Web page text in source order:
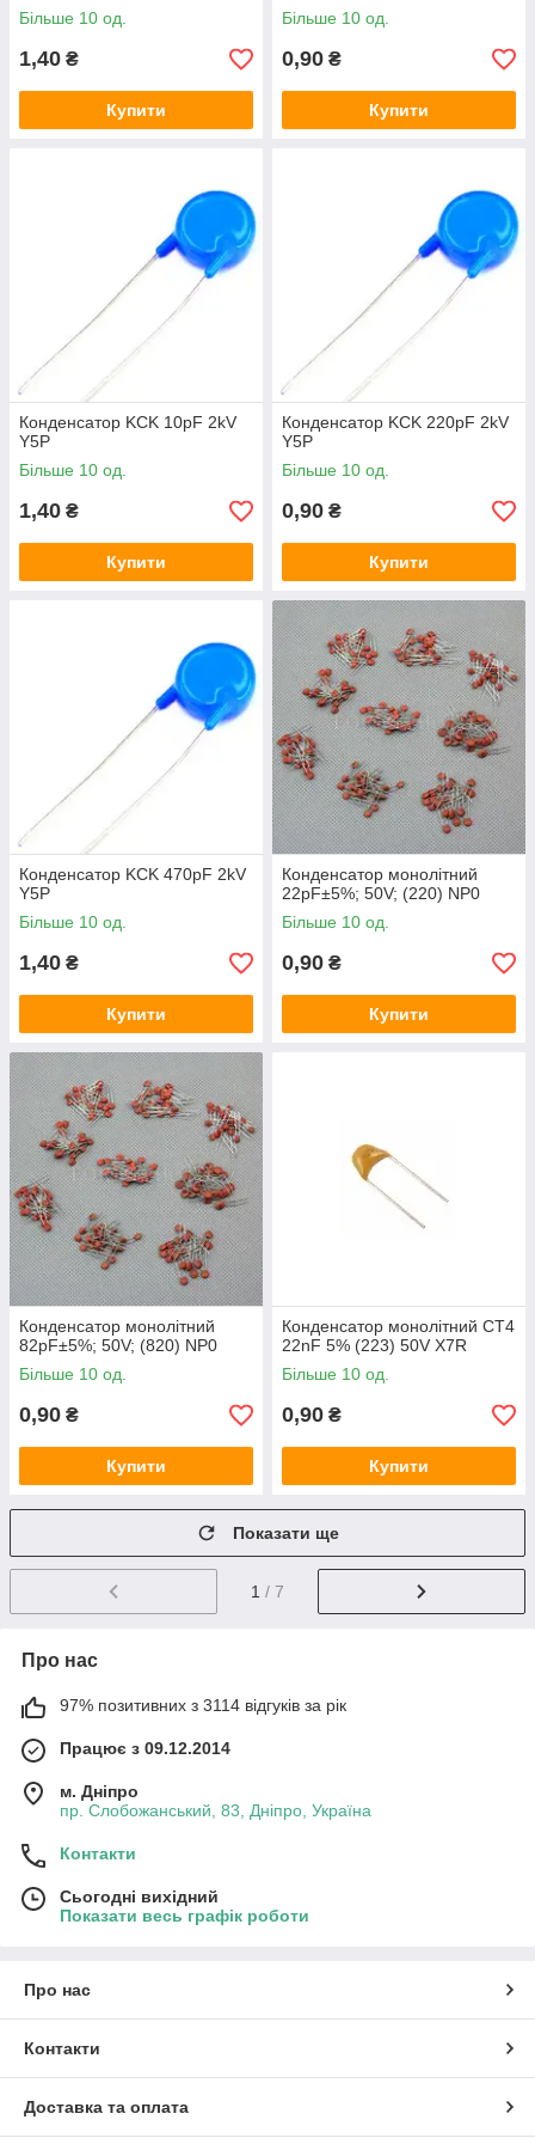
Більше 10 од.
1,40 ₴
Купити
Більше 10 од.
0,90 ₴
Купити
Конденсатор KCK 10pF 2kV
Y5P
Більше 10 од.
1,40 ₴
Купити
Конденсатор KCK 220pF 2kV
Y5P
Більше 10 од.
0,90 ₴
Купити
Конденсатор KCK 470pF 2kV
Y5P
Більше 10 од.
1,40 ₴
Купити
Конденсатор монолітний
22pF±5%; 50V; (220) NP0
Більше 10 од.
0,90 ₴
Купити
Конденсатор монолітний
82pF±5%; 50V; (820) NP0
Більше 10 од.
0,90 ₴
Купити
Конденсатор монолітний CT4
22nF 5% (223) 50V X7R
Більше 10 од.
0,90 ₴
Купити
Показати ще
1 / 7
Про нас
97% позитивних з 3114 відгуків за рік
Працює з 09.12.2014
м. Дніпро
пр. Слобожанський, 83, Дніпро, Україна
Контакти
Сьогодні вихідний
Показати весь графік роботи
Про нас
Контакти
Доставка та оплата